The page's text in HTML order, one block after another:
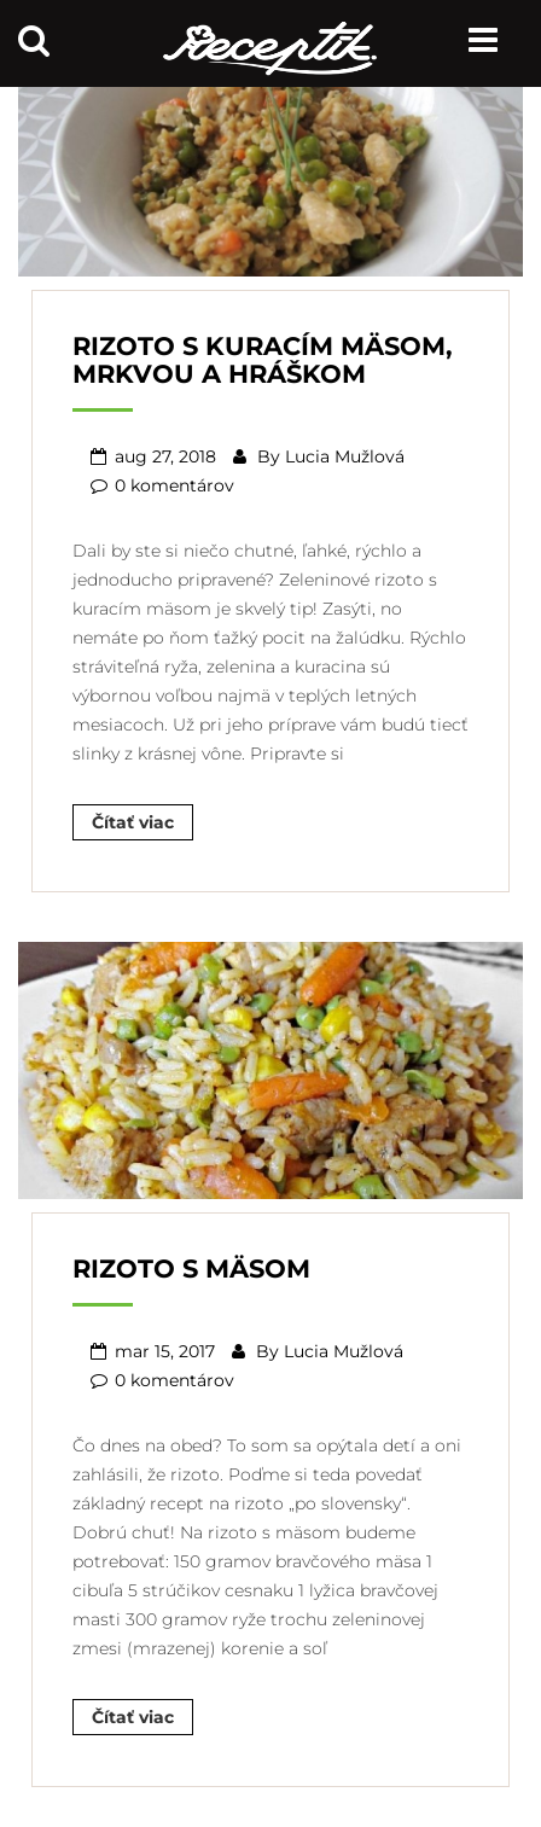
RIZOTO S KURACÍM MÄSOM,
MRKVOU A HRÁŠKOM
aug 27, 2018 By Lucia Mužlová
0 komentárov
Dali by ste si niečo chutné, ľahké, rýchlo a
jednoducho pripravené? Zeleninové rizoto s
kuracím mäsom je skvelý tip! Zasýti, no
nemáte po ňom ťažký pocit na žalúdku. Rýchlo
stráviteľná ryža, zelenina a kuracina sú
výbornou voľbou najmä v teplých letných
mesiacoch. Už pri jeho príprave vám budú tiecť
slinky z krásnej vône. Pripravte si
Čítať viac
RIZOTO S MÄSOM
mar 15, 2017 By Lucia Mužlová
0 komentárov
Čo dnes na obed? To som sa opýtala detí a oni
zahlásili, že rizoto. Poďme si teda povedať
základný recept na rizoto „po slovensky“.
Dobrú chuť! Na rizoto s mäsom budeme
potrebovať: 150 gramov bravčového mäsa 1
cibuľa 5 strúčikov cesnaku 1 lyžica bravčovej
masti 300 gramov ryže trochu zeleninovej
zmesi (mrazenej) korenie a soľ
Čítať viac